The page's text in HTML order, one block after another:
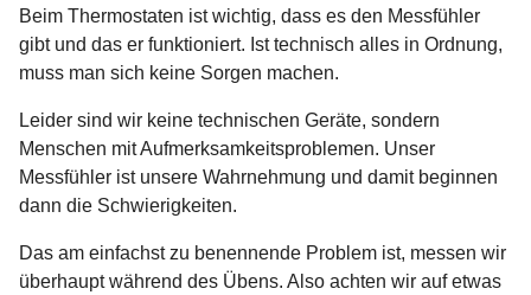
Beim Thermostaten ist wichtig, dass es den Messfühler
gibt und das er funktioniert. Ist technisch alles in Ordnung,
muss man sich keine Sorgen machen.
Leider sind wir keine technischen Geräte, sondern
Menschen mit Aufmerksamkeitsproblemen. Unser
Messfühler ist unsere Wahrnehmung und damit beginnen
dann die Schwierigkeiten.
Das am einfachst zu benennende Problem ist, messen wir
überhaupt während des Übens. Also achten wir auf etwas